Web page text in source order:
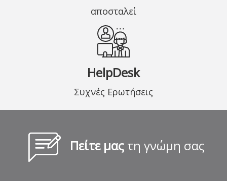
αποσταλεί
HelpDesk
Συχνές Ερωτήσεις
Πείτε μας τη γνώμη σας